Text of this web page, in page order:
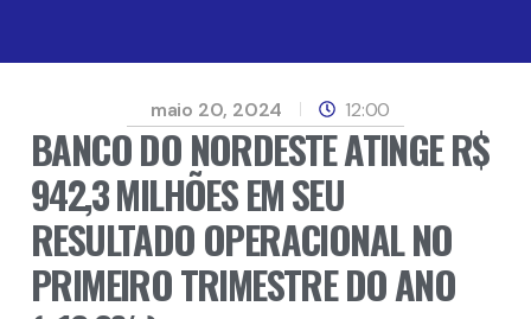
maio 20, 2024 12:00
BANCO DO NORDESTE ATINGE R$
942,3 MILHÕES EM SEU
RESULTADO OPERACIONAL NO
PRIMEIRO TRIMESTRE DO ANO